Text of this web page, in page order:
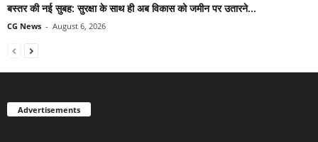
बस्तर की नई सुबह: सुरक्षा के साथ ही अब विकास को जमीन पर उतारने...
CG News - August 6, 2026
Advertisements